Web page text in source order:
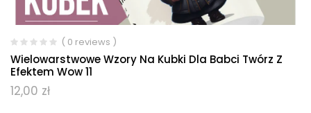
( 0 reviews )
Wielowarstwowe Wzory Na Kubki Dla Babci Twórz Z
Efektem Wow 11
12,00 zł